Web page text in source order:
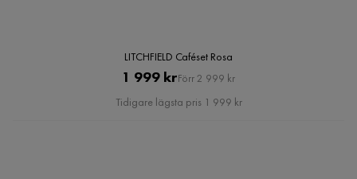
LITCHFIELD Caféset Rosa
Pris
1 999 krOriginal
Pris
Förr 2 999 kr
Tidigare lägsta pris 1 999 kr